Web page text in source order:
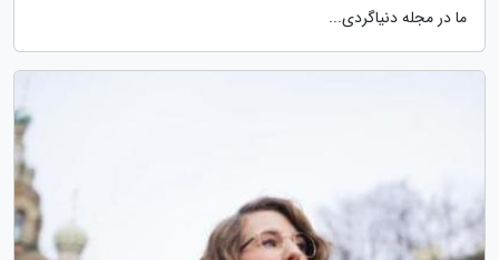
ما در مجله دنیاگردی...